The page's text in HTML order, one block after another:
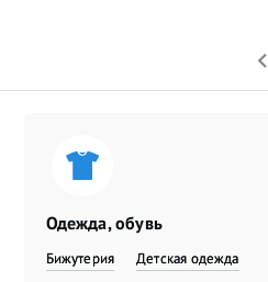
Одежда, обувь
Бижутерия
Детская одежда